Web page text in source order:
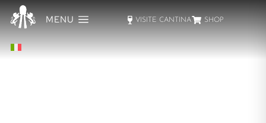
MENU VISITE CANTINA SHOP